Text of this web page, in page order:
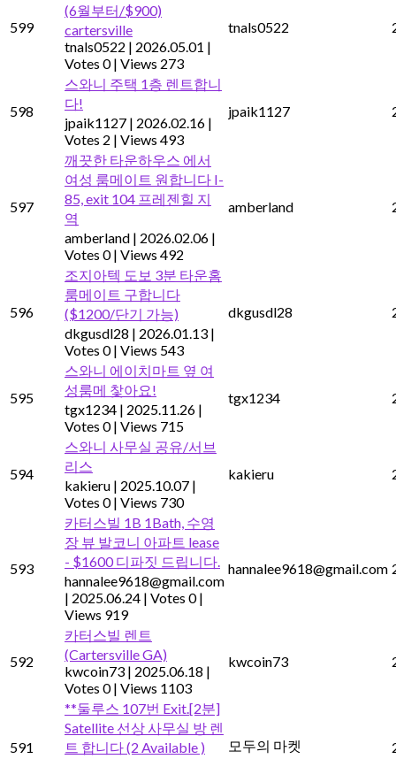
599
(6월부터/$900)
cartersville
tnals0522 | 2026.05.01 |
Votes 0 | Views 273
tnals0522
598
스와니 주택 1층 렌트합니
다!
jpaik1127 | 2026.02.16 |
Votes 2 | Views 493
jpaik1127
597
깨끗한 타운하우스 에서
여성 룸메이트 원합니다 I-
85, exit 104 프레젠힐 지
역
amberland | 2026.02.06 |
Votes 0 | Views 492
amberland
596
조지아텍 도보 3분 타운홈
룸메이트 구합니다
($1200/단기 가능)
dkgusdl28 | 2026.01.13 |
Votes 0 | Views 543
dkgusdl28
595
스와니 에이치마트 옆 여
성룸메 찿아요!
tgx1234 | 2025.11.26 |
Votes 0 | Views 715
tgx1234
594
스와니 사무실 공유/서브
리스
kakieru | 2025.10.07 |
Votes 0 | Views 730
kakieru
593
카터스빌 1B 1Bath, 수영
장 뷰 발코니 아파트 lease
- $1600 디파짓 드립니다.
hannalee9618@gmail.com
| 2025.06.24 | Votes 0 |
Views 919
hannalee9618@gmail.com
592
카터스빌 렌트
(Cartersville GA)
kwcoin73 | 2025.06.18 |
Votes 0 | Views 1103
kwcoin73
591
**둘루스 107번 Exit.[2분]
Satellite 선상 사무실 방 렌
트 합니다 (2 Available )
모두의 마켓